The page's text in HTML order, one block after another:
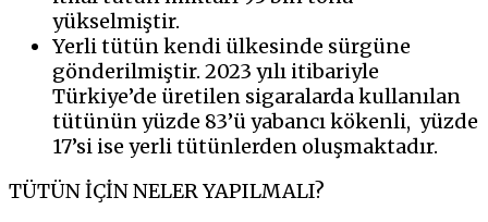
yükselmiştir.
Yerli tütün kendi ülkesinde sürgüne
gönderilmiştir. 2023 yılı itibariyle
Türkiye’de üretilen sigaralarda kullanılan
tütünün yüzde 83’ü yabancı kökenli, yüzde
17’si ise yerli tütünlerden oluşmaktadır.
TÜTÜN İÇİN NELER YAPILMALI?